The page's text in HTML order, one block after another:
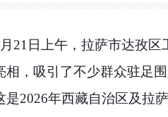
21日上午，拉萨市达孜
相，吸引了不少群众驻足围
是2026年西藏自治区及拉